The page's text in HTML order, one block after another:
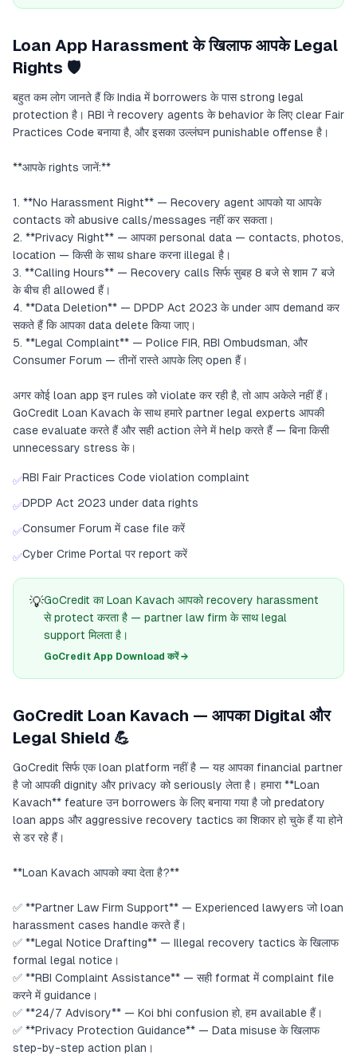
Loan App Harassment के खिलाफ आपके Legal
Rights 🛡️
बहुत कम लोग जानते हैं कि India में borrowers के पास strong legal
protection है। RBI ने recovery agents के behavior के लिए clear Fair
Practices Code बनाया है, और इसका उल्लंघन punishable offense है।
**आपके rights जानें:**
1. **No Harassment Right** — Recovery agent आपको या आपके
contacts को abusive calls/messages नहीं कर सकता।
2. **Privacy Right** — आपका personal data — contacts, photos,
location — किसी के साथ share करना illegal है।
3. **Calling Hours** — Recovery calls सिर्फ सुबह 8 बजे से शाम 7 बजे
के बीच ही allowed हैं।
4. **Data Deletion** — DPDP Act 2023 के under आप demand कर
सकते हैं कि आपका data delete किया जाए।
5. **Legal Complaint** — Police FIR, RBI Ombudsman, और
Consumer Forum — तीनों रास्ते आपके लिए open हैं।
अगर कोई loan app इन rules को violate कर रही है, तो आप अकेले नहीं हैं।
GoCredit Loan Kavach के साथ हमारे partner legal experts आपकी
case evaluate करते हैं और सही action लेने में help करते हैं — बिना किसी
unnecessary stress के।
✅RBI Fair Practices Code violation complaint
✅DPDP Act 2023 under data rights
✅Consumer Forum में case file करें
✅Cyber Crime Portal पर report करें
💡GoCredit का Loan Kavach आपको recovery harassment
से protect करता है — partner law firm के साथ legal
support मिलता है।
GoCredit App Download करें →
GoCredit Loan Kavach — आपका Digital और
Legal Shield 💪
GoCredit सिर्फ एक loan platform नहीं है — यह आपका financial partner
है जो आपकी dignity और privacy को seriously लेता है। हमारा **Loan
Kavach** feature उन borrowers के लिए बनाया गया है जो predatory
loan apps और aggressive recovery tactics का शिकार हो चुके हैं या होने
से डर रहे हैं।
**Loan Kavach आपको क्या देता है?**
✅ **Partner Law Firm Support** — Experienced lawyers जो loan
harassment cases handle करते हैं।
✅ **Legal Notice Drafting** — Illegal recovery tactics के खिलाफ
formal legal notice।
✅ **RBI Complaint Assistance** — सही format में complaint file
करने में guidance।
✅ **24/7 Advisory** — Koi bhi confusion हो, हम available हैं।
✅ **Privacy Protection Guidance** — Data misuse के खिलाफ
step-by-step action plan।